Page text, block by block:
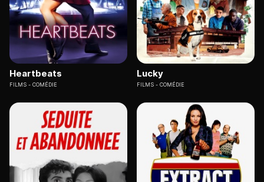
Heartbeats
FILMS COMÉDIE
Lucky
FILMS COMÉDIE